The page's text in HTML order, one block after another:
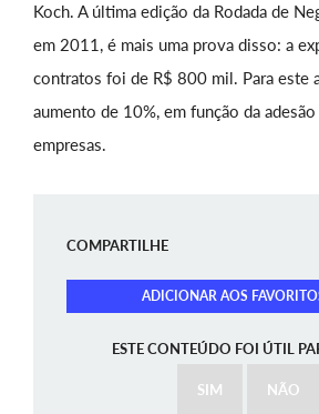
Koch. A última edição da Rodada de
em 2011, é mais uma prova disso: a
contratos foi de R$ 800 mil. Para este
aumento de 10%, em função da
empresas.
COMPARTILHE
ADICIONAR AOS
ESTE CONTEÚDO FOI ÚTIL
SIM NÃO